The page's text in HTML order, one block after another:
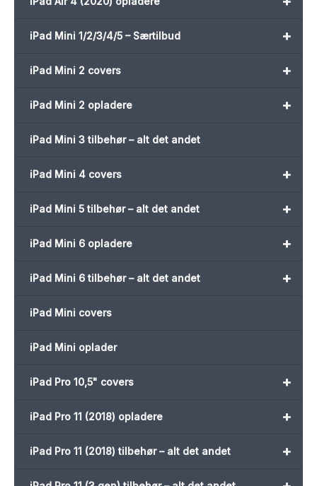
+
iPad Mini 1/2/3/4/5 – Særtilbud
+
iPad Mini 2 covers
+
iPad Mini 2 opladere
iPad Mini 3 tilbehør – alt det andet
+
iPad Mini 4 covers
+
iPad Mini 5 tilbehør – alt det andet
+
iPad Mini 6 opladere
+
iPad Mini 6 tilbehør – alt det andet
iPad Mini covers
iPad Mini oplader
+
iPad Pro 10,5" covers
+
iPad Pro 11 (2018) opladere
+
iPad Pro 11 (2018) tilbehør – alt det andet